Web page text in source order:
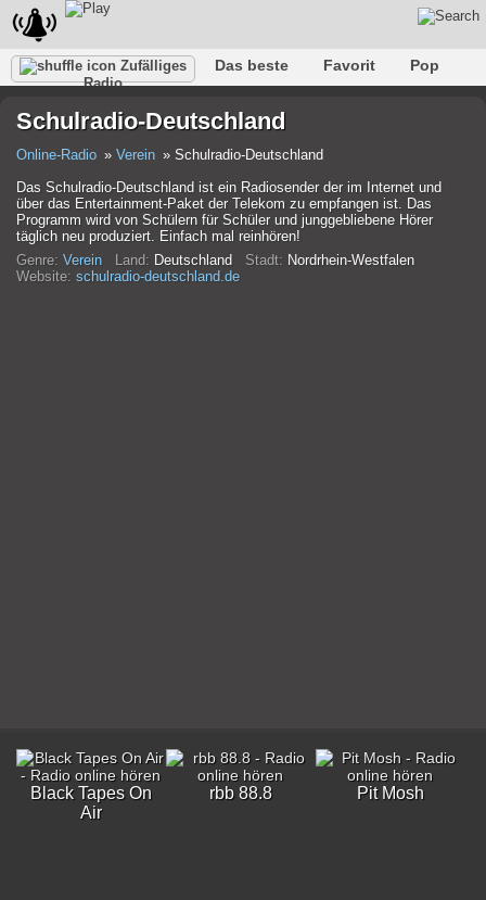
Zufälliges
Radio
Das beste Favorit
Pop
Rap
Trans Falk Jazz
Schulradio-Deutschland
Online-Radio Verein
Schulradio-Deutschland
Das Schulradio-Deutschland ist ein Radiosender der im Internet und
über das Entertainment-Paket der Telekom zu empfangen ist. Das
Programm wird von Schülern für Schüler und junggebliebene Hörer
täglich neu produziert. Einfach mal reinhören!
Genre: Verein Land: Deutschland Stadt: Nordrhein-Westfalen
Website: schulradio-deutschland.de
Black Tapes On
Air
rbb 88.8 Pit Mosh